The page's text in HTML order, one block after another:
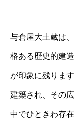
与倉屋大土蔵は
格ある歴史的建
が印象に残りま
建築され、その
中でひときわ存